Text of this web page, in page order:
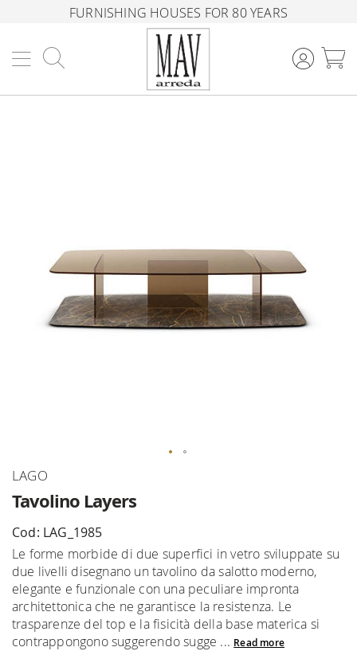
FURNISHING HOUSES FOR 80 YEARS
Tavolino Layers
LAGO
Cod: LAG_1985
Le forme morbide di due superfici in vetro sviluppate su
due livelli disegnano un tavolino da salotto moderno,
elegante e funzionale con una peculiare impronta
architettonica che ne garantisce la resistenza. Le
trasparenze del top e la fisicità della base materica si
contrappongono suggerendo sugge ... Read more
Skip
the
beginning
of
the
images
gallery